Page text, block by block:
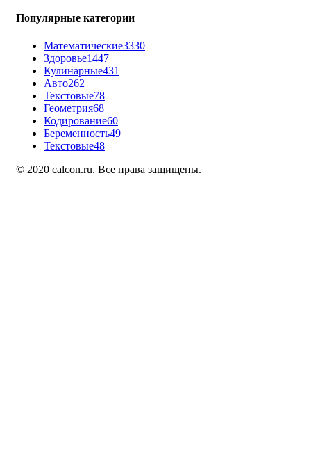
Популярные категории
Математические3330
Здоровье1447
Кулинарные431
Авто262
Текстовые78
Геометрия68
Кодирование60
Беременность49
Текстовые48
© 2020 calcon.ru. Все права защищены.